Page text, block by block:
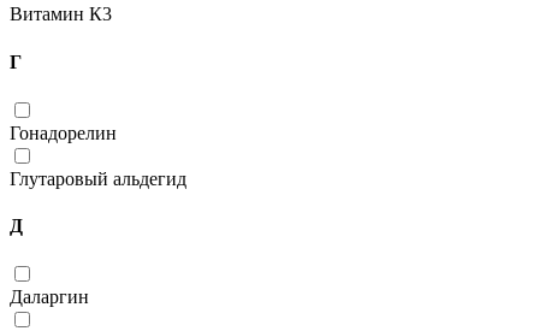
Витамин К3
Г
Гонадорелин
Глутаровый альдегид
Д
Даларгин